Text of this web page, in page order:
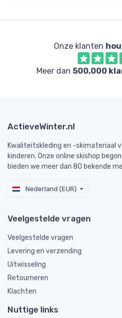
Onze klanten
Meer dan 500,000
ActieveWinter.nl
Kwaliteitskleding en -skimateriaal
kinderen. Onze online skishop
bieden we meer dan 80 bekende
Nederland (EUR)
Veelgestelde vragen
Veelgestelde vragen
Levering en verzending
Uitwisseling
Retourneren
Klachten
Nuttige links